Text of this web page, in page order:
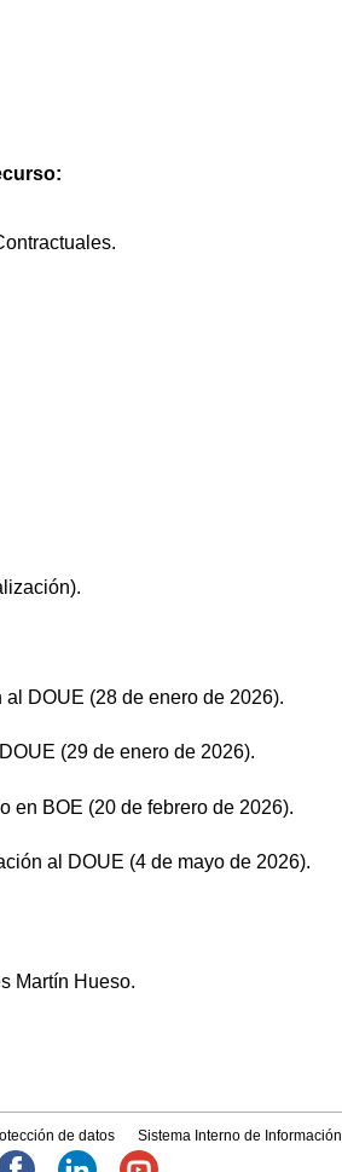
DOUE (28 de enero de 2026).
(29 de enero de 2026).
en BOE (20 de febrero de 2026).
al DOUE (4 de mayo de 2026).
Martín Hueso.
de datos Sistema Interno de Información